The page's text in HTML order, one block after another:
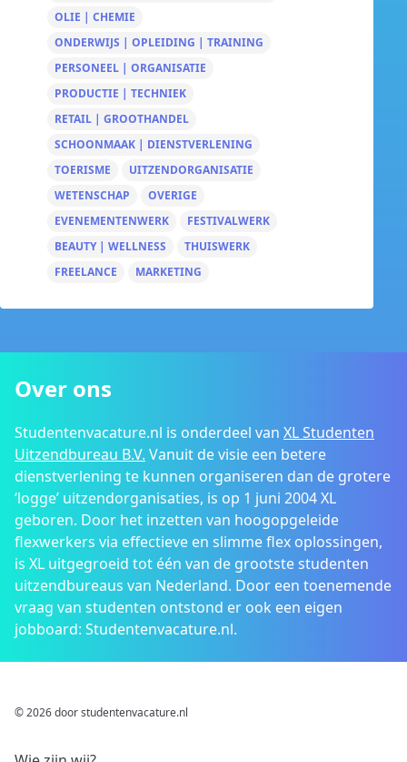
OLIE | CHEMIE
ONDERWIJS | OPLEIDING | TRAINING
PERSONEEL | ORGANISATIE
PRODUCTIE | TECHNIEK
RETAIL | GROOTHANDEL
SCHOONMAAK | DIENSTVERLENING
TOERISME
UITZENDORGANISATIE
WETENSCHAP
OVERIGE
EVENEMENTENWERK
FESTIVALWERK
BEAUTY | WELLNESS
THUISWERK
FREELANCE
MARKETING
Over ons
Studentenvacature.nl is onderdeel van XL Studenten
Uitzendbureau B.V. Vanuit de visie een betere
dienstverlening te kunnen organiseren dan de grotere
‘logge’ uitzendorganisaties, is op 1 juni 2004 XL
geboren. Door het inzetten van hoogopgeleide
flexwerkers via effectieve en slimme flex oplossingen,
is XL uitgegroeid tot één van de grootste studenten
uitzendbureaus van Nederland. Door een toenemende
vraag van studenten ontstond er ook een eigen
jobboard: Studentenvacature.nl.
© 2026 door studentenvacature.nl